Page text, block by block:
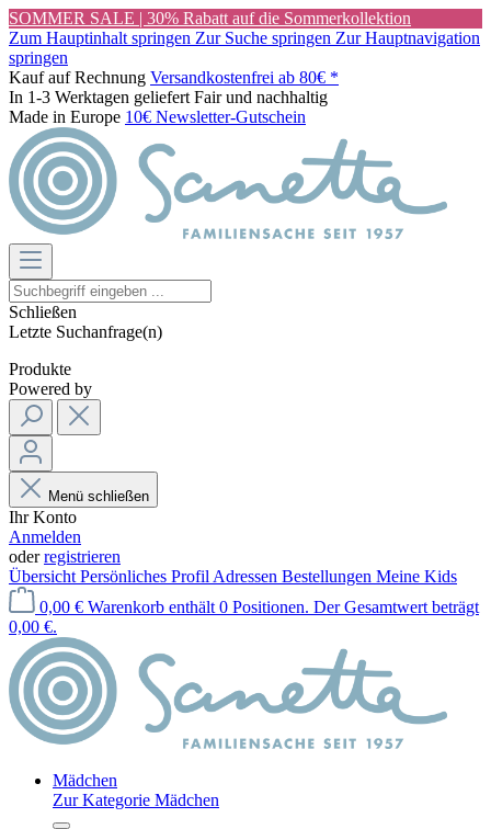
SOMMER SALE | 30% Rabatt auf die Sommerkollektion
Zum Hauptinhalt springen Zur Suche springen Zur Hauptnavigation
springen
Kauf auf Rechnung Versandkostenfrei ab 80€ *
In 1-3 Werktagen geliefert Fair und nachhaltig
Made in Europe 10€ Newsletter-Gutschein
Schließen
Letzte Suchanfrage(n)
Produkte
Powered by
Menü schließen
Ihr Konto
Anmelden
oderregistrieren
Übersicht Persönliches Profil Adressen Bestellungen Meine Kids
0,00 € Warenkorb enthält 0 Positionen. Der Gesamtwert beträgt
0,00 €.
Mädchen
Zur Kategorie Mädchen